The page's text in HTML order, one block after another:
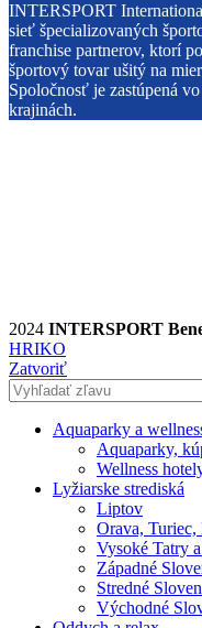
INTERSPORT
sieť špecializovaných
franchise partnerov, ktorí
športový tovar ušitý na
Spoločnosť je zastúpená
krajinách.
2024 INTERSPORT
HRIKO
Zatvoriť
Aquaparky a
Aquaparky,
Wellness
Lyžiarske strediská
Liptov
Orava, Turiec,
Vysoké Tatry
Západné
Stredné
Východné